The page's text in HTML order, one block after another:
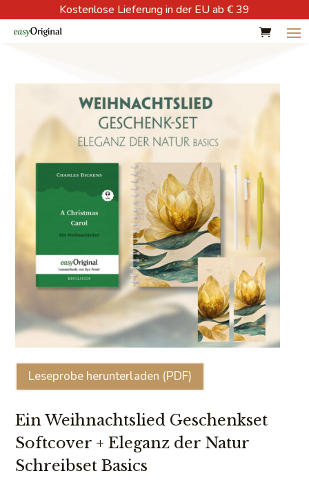
Kostenlose Lieferung in der EU ab € 39
Leseprobe herunterladen (PDF)
Ein Weihnachtslied Geschenkset
Softcover + Eleganz der Natur
Schreibset Basics